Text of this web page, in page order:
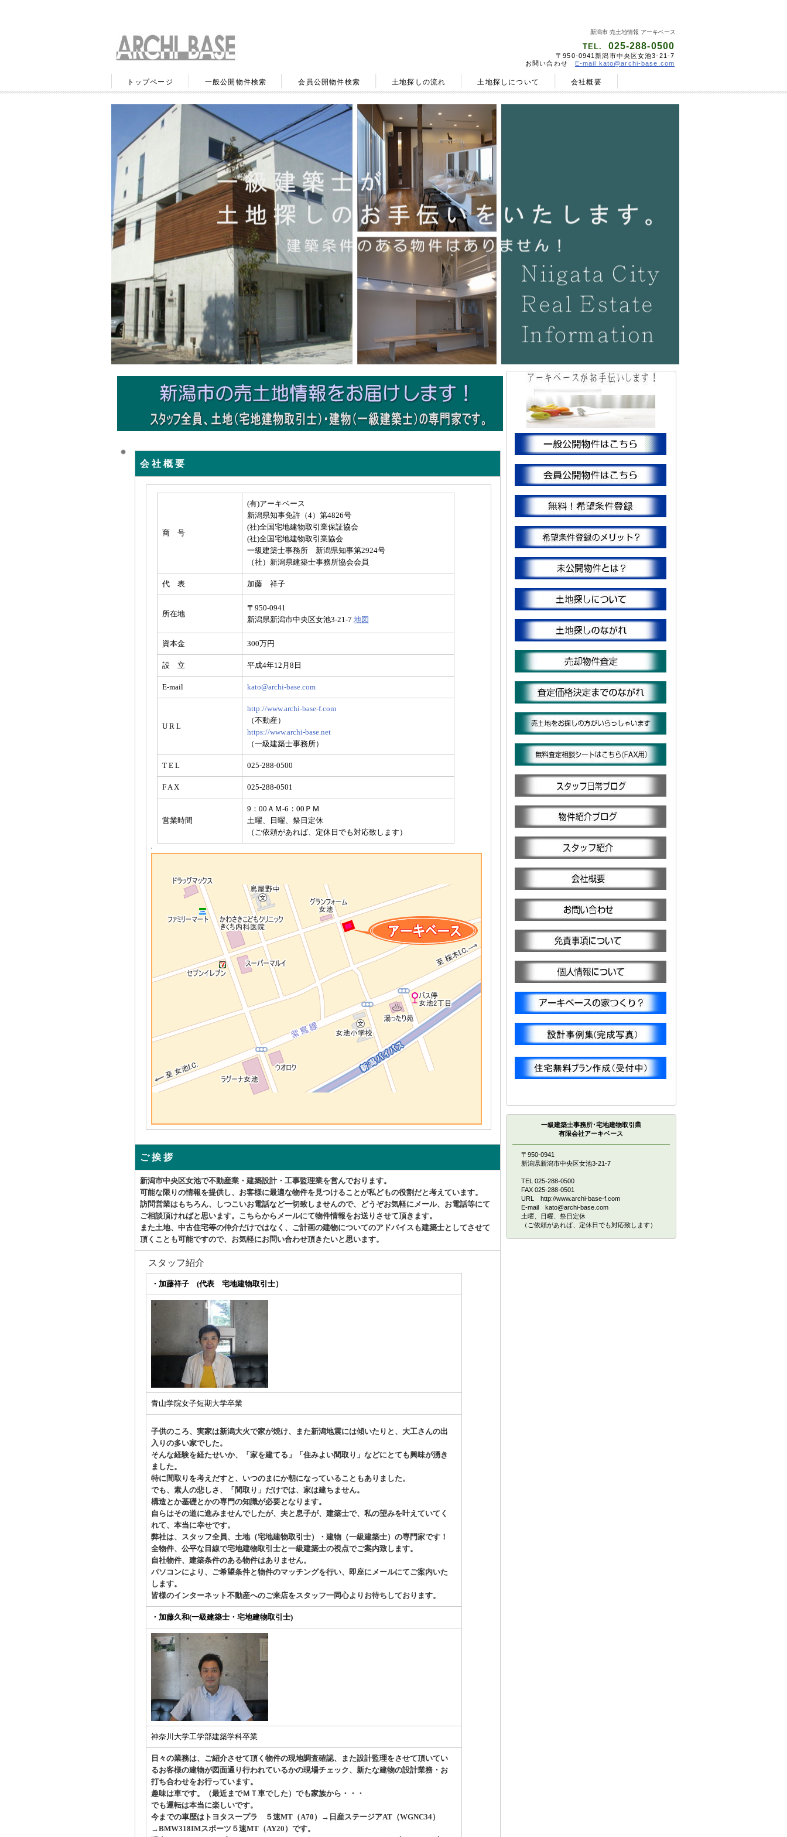
新潟市 売土地情報 アーキベース
TEL. 025-288-0500
〒950-0941新潟市中央区女池3-21-7
お問い合わせ E-mail kato@archi-base.com
会 社 概 要
商 号
(有)アーキベース
新潟県知事免許（4）第4826号
(社)全国宅地建物取引業保証協会
(社)全国宅地建物取引業協会
一級建築士事務所 新潟県知事第2924号
（社）新潟県建築士事務所協会会員
代 表 加藤 祥子
所在地
〒950-0941
新潟県新潟市中央区女池3-21-7 地図
資本金 300万円
設 立 平成4年12月8日
E-mail kato@archi-base.com
U R L
http://www.archi-base-f.com
（不動産）
https://www.archi-base.net
（一級建築士事務所）
T E L 025-288-0500
F A X 025-288-0501
営業時間
9：00ＡＭ-6：00ＰＭ
土曜、日曜、祭日定休
（ご依頼があれば、定休日でも対応致します）
'
ご 挨 拶
新潟市中央区女池で不動産業・建築設計・工事監理業を営んでおります。
可能な限りの情報を提供し、お客様に最適な物件を見つけることが私どもの役割だと考えています。
訪問営業はもちろん、しつこいお電話など一切致しませんので、どうぞお気軽にメール、お電話等にて
ご相談頂ければと思います。こちらからメールにて物件情報をお送りさせて頂きます。
また土地、中古住宅等の仲介だけではなく、ご計画の建物についてのアドバイスも建築士としてさせて
頂くことも可能ですので、お気軽にお問い合わせ頂きたいと思います。
スタッフ紹介
・加藤祥子 (代表 宅地建物取引士）
青山学院女子短期大学卒業
子供のころ、実家は新潟大火で家が焼け、また新潟地震には傾いたりと、大工さんの出
入りの多い家でした。
そんな経験を経たせいか、「家を建てる」「住みよい間取り」などにとても興味が湧き
ました。
特に間取りを考えだすと、いつのまにか朝になっていることもありました。
でも、素人の悲しさ、「間取り」だけでは、家は建ちません。
構造とか基礎とかの専門の知識が必要となります。
自らはその道に進みませんでしたが、夫と息子が、建築士で、私の望みを叶えていてく
れて、本当に幸せです。
弊社は、スタッフ全員、土地（宅地建物取引士）・建物（一級建築士）の専門家です！
全物件、公平な目線で宅地建物取引士と一級建築士の視点でご案内致します。
自社物件、建築条件のある物件はありません。
パソコンにより、ご希望条件と物件のマッチングを行い、即座にメールにてご案内いた
します。
皆様のインターネット不動産へのご来店をスタッフ一同心よりお待ちしております。
・加藤久和(一級建築士・宅地建物取引士)
神奈川大学工学部建築学科卒業
日々の業務は、ご紹介させて頂く物件の現地調査確認、また設計監理をさせて頂いてい
るお客様の建物が図面通り行われているかの現場チェック、新たな建物の設計業務・お
打ち合わせをお行っています。
趣味は車です。（最近までＭＴ車でした）でも家族から・・・
でも運転は本当に楽しいです。
今までの車歴はトヨタスープラ ５速MT（A70）→日産ステージアAT（WGNC34）
→BMW318IMスポーツ５速MT（AY20）です。
トップページ 一般公開物件検索 会員公開物件検索 土地探しの流れ 土地探しについて
会社概要
一級建築士事務所･宅地建物取引業
有限会社アーキベース
〒950-0941
新潟県新潟市中央区女池3-21-7
TEL 025-288-0500
FAX 025-288-0501
URL http://www.archi-base-f.com
E-mail kato@archi-base.com
土曜、日曜、祭日定休
（ご依頼があれば、定休日でも対応致します）